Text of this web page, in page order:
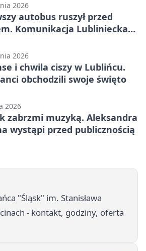
2026
autobus ruszył przed
Komunikacja Lubliniecka
2026
i chwila ciszy w Lublińcu.
obchodzili swoje święto
2026
zabrzmi muzyką. Aleksandra
wystąpi przed publicznością
"Śląsk" im. Stanisława
- kontakt, godziny, oferta